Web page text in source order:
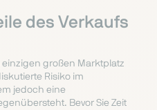
des Verkaufs
großen Marktplatz
Risiko im
jedoch eine
Bevor Sie Zeit